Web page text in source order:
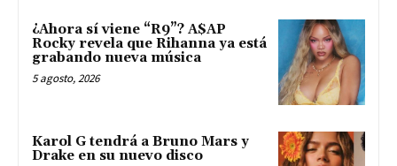
¿Ahora sí viene “R9”? A$AP
Rocky revela que Rihanna ya está
grabando nueva música
5 agosto, 2026
Karol G tendrá a Bruno Mars y
Drake en su nuevo disco